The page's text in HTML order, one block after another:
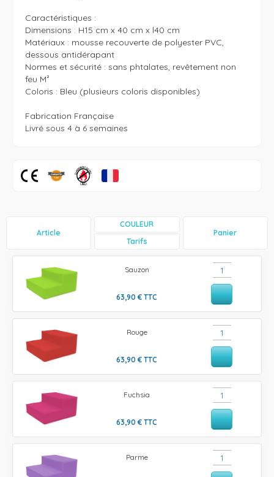
Caractéristiques :
Dimensions : H15 cm x 40 cm x l40 cm
Matériaux : mousse recouverte de polyester PVC,
dessous antidérapant
Normes et sécurité : sans phtalates, revêtement non
feu M²
Coloris : Bleu (plusieurs coloris disponibles)
Fabrication Française
Livré sous 4 à 6 semaines
Article
COULEUR
Tarifs
Panier
Sauzon
63,90€ TTC
Rouge
63,90€ TTC
Fuchsia
63,90€ TTC
Parme